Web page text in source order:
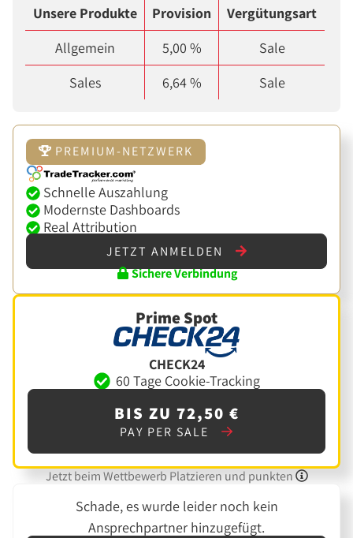
Unsere Produkte Provision
Vergütungsart
Allgemein
5,00 %
Sale
Sales
6,64 % Sale
PREMIUM-NETZWERK
Schnelle Auszahlung
Modernste Dashboards
Real Attribution
JETZT ANMELDEN
Sichere Verbindung
Prime Spot
CHECK24
60 Tage Cookie-Tracking
BIS ZU 72,50 €
PAY PER SALE
Jetzt beim Wettbewerb Platzieren und punkten
Schade, es wurde leider noch kein
Ansprechpartner hinzugefügt.